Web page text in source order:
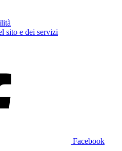
sito e dei servizi
Facebook